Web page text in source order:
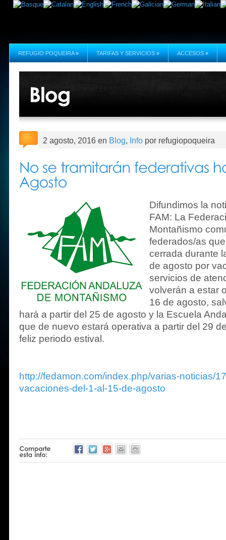
REFUGIO POQUEIRA » TARIFAS Y SERVICIOS » ACCESOS »
2 agosto, 2016 en Blog, Info por refugiopoqueira
Difundimos la
FAM: La
Montañismo
federados/as
cerrada durante
de agosto por
servicios de
volverán a estar
16 de agosto,
hará a partir del 25 de agosto y la Escuela
que de nuevo estará operativa a partir del 29
feliz periodo estival.
http://fedamon.com/index.php/varias-noticias/
vacaciones-del-1-al-15-de-agosto